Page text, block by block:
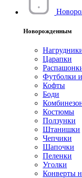
Новорожденным
Царапки
Футболки
Кофты
Боди
Костюмы
Ползунки
Штанишки
Чепчики
Шапочки
Пеленки
Уголки
Конверты